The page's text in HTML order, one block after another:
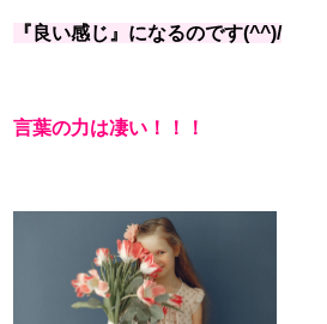
『良い感じ』になるのです(^^)/
言葉の力は凄い！！！